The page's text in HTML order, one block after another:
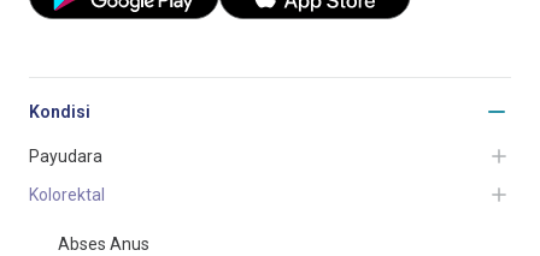
Kondisi
Payudara
Kolorektal
Abses Anus